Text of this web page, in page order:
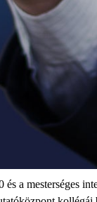
a mesterséges